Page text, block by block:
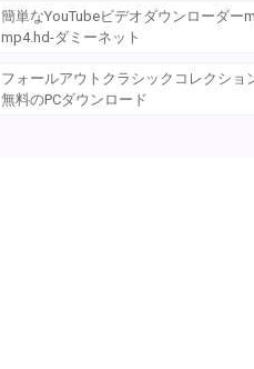
簡単なYouTubeビデオダウンローダー
mp4.hd-ダミーネット
フォールアウトクラシックコレクショ
無料のPCダウンロード